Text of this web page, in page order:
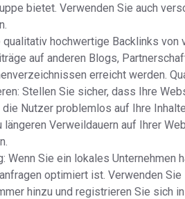
bietet. Verwenden Sie auch
qualitativ hochwertige Backlinks
auf anderen Blogs,
erreicht werden.
Stellen Sie sicher, dass Ihre
Nutzer problemlos auf Ihre
längeren Verweildauern auf Ihrer
Wenn Sie ein lokales Unternehmen
optimiert ist. Verwenden
hinzu und registrieren Sie sich